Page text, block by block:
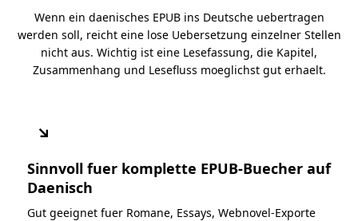
Wenn ein daenisches EPUB ins Deutsche uebertragen
werden soll, reicht eine lose Uebersetzung einzelner Stellen
nicht aus. Wichtig ist eine Lesefassung, die Kapitel,
Zusammenhang und Lesefluss moeglichst gut erhaelt.
↘
Sinnvoll fuer komplette EPUB-Buecher auf
Daenisch
Gut geeignet fuer Romane, Essays, Webnovel-Exporte